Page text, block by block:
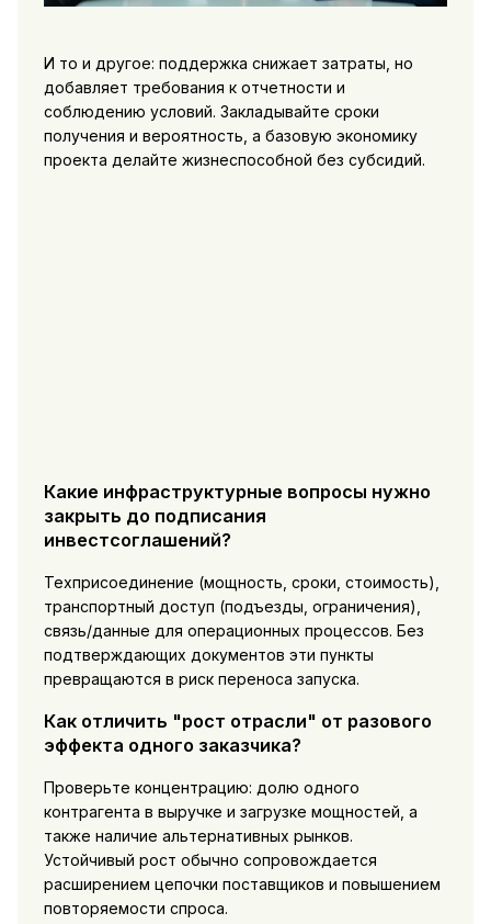
И то и другое: поддержка снижает затраты, но
добавляет требования к отчетности и
соблюдению условий. Закладывайте сроки
получения и вероятность, а базовую экономику
проекта делайте жизнеспособной без субсидий.
Какие инфраструктурные вопросы нужно
закрыть до подписания
инвестсоглашений?
Техприсоединение (мощность, сроки, стоимость),
транспортный доступ (подъезды, ограничения),
связь/данные для операционных процессов. Без
подтверждающих документов эти пункты
превращаются в риск переноса запуска.
Как отличить "рост отрасли" от разового
эффекта одного заказчика?
Проверьте концентрацию: долю одного
контрагента в выручке и загрузке мощностей, а
также наличие альтернативных рынков.
Устойчивый рост обычно сопровождается
расширением цепочки поставщиков и повышением
повторяемости спроса.